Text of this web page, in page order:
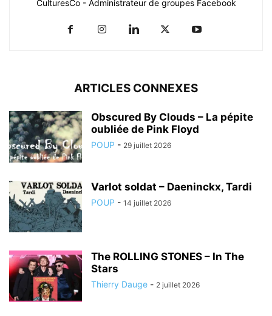
CulturesCo - Administrateur de groupes Facebook
ARTICLES CONNEXES
Obscured By Clouds – La pépite
oubliée de Pink Floyd
POUP - 29 juillet 2026
Varlot soldat – Daeninckx, Tardi
POUP - 14 juillet 2026
The ROLLING STONES – In The
Stars
Thierry Dauge - 2 juillet 2026